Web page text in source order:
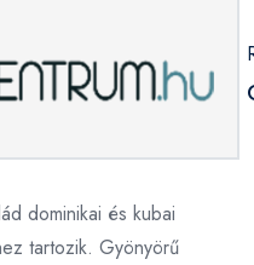
dominikai és kubai
tartozik. Gyönyörű